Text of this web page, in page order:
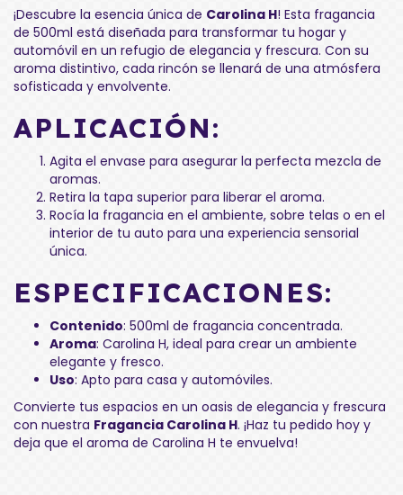
¡Descubre la esencia única de Carolina H! Esta fragancia
de 500ml está diseñada para transformar tu hogar y
automóvil en un refugio de elegancia y frescura. Con su
aroma distintivo, cada rincón se llenará de una atmósfera
sofisticada y envolvente.
APLICACIÓN:
Agita el envase para asegurar la perfecta mezcla de
aromas.
Retira la tapa superior para liberar el aroma.
Rocía la fragancia en el ambiente, sobre telas o en el
interior de tu auto para una experiencia sensorial
única.
ESPECIFICACIONES:
Contenido: 500ml de fragancia concentrada.
Aroma: Carolina H, ideal para crear un ambiente
elegante y fresco.
Uso: Apto para casa y automóviles.
Convierte tus espacios en un oasis de elegancia y frescura
con nuestra Fragancia Carolina H. ¡Haz tu pedido hoy y
deja que el aroma de Carolina H te envuelva!